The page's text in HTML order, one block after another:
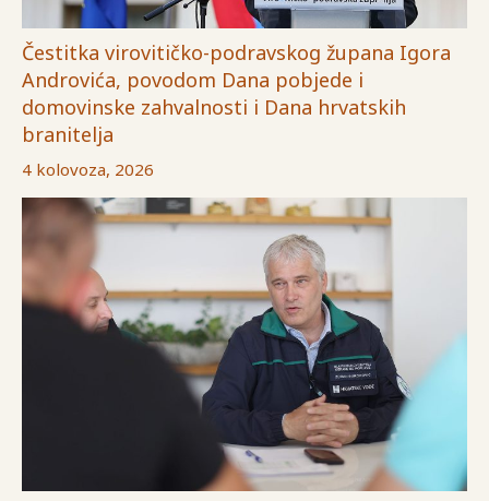
Čestitka virovitičko-podravskog župana Igora
Androvića, povodom Dana pobjede i
domovinske zahvalnosti i Dana hrvatskih
branitelja
4 kolovoza, 2026